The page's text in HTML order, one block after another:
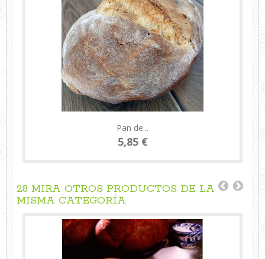
Pan de...
5,85 €
28 MIRA OTROS PRODUCTOS DE LA
MISMA CATEGORÍA